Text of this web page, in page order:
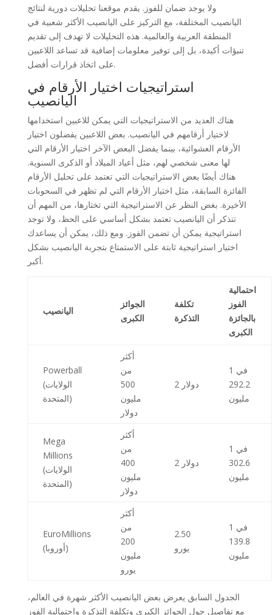
ولا يوجد ضمان للفوز. يقدم موقعنا تحليلات دورية لنتائج
اليانصيب المختلفة، مع التركيز على اليانصيب الأكثر شعبية في
المنطقة العربية والعالمية. هذه التحليلات لا تهدف إلى تقديم
تنبؤات أكيدة، بل إلى توفير معلومات إضافية قد تساعد اللاعبين
على اتخاذ قرارات أفضل.
استراتيجيات اختيار الأرقام في
اليانصيب
هناك العديد من الاستراتيجيات التي يمكن للاعبين استخدامها
لاختيار أرقامهم في اليانصيب. بعض اللاعبين يفضلون اختيار
الأرقام العشوائية، بينما يفضل البعض الآخر اختيار الأرقام التي
لها معنى شخصي لهم، مثل أعياد الميلاد أو الذكرى السنوية.
هناك أيضًا بعض الاستراتيجيات التي تعتمد على تحليل الأرقام
الفائزة السابقة، مثل اختيار الأرقام التي لم تظهر في السحوبات
الأخيرة. بغض النظر عن الاستراتيجية التي تختارها، من المهم أن
تتذكر أن اليانصيب تعتمد بشكل أساسي على الحظ، ولا توجد
استراتيجية يمكن أن تضمن الفوز. ومع ذلك، يمكن أن يساعدك
اختيار استراتيجية ثابتة على الاستمتاع بتجربة اليانصيب بشكل
أكبر.
اليانصيب
الجوائز
الكبرى
تكلفة
التذكرة
احتمالية
الفوز
بالجائزة
الكبرى
Powerball
(الولايات
المتحدة)
أكثر
من
500
مليون
دولار
2 دولار
1 في
292.2
مليون
Mega
Millions
(الولايات
المتحدة)
أكثر
من
400
مليون
دولار
2 دولار
1 في
302.6
مليون
EuroMillions
(أوروبا)
أكثر
من
200
مليون
يورو
2.50
يورو
1 في
139.8
مليون
الجدول السابق يعرض بعض اليانصيب الأكثر شهرة في العالم،
مع تفاصيل حول الجوائز الكبرى وتكلفة التذكرة واحتمالية الفوز